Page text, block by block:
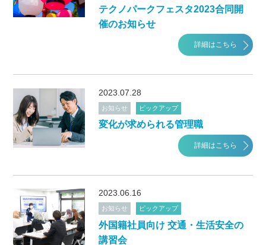
テクノパークフェスタ2023合同開
催のお知らせ
詳細はこちら
2023.07.28
お知らせ ピックアップ
変化が求められる管理職
詳細はこちら
2023.06.16
お知らせ ピックアップ
外国籍社員向け 交通・生活安全の
講習会